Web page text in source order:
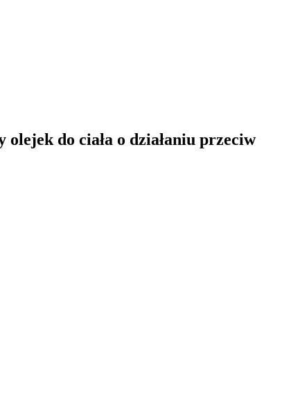
do ciała o działaniu przeciw